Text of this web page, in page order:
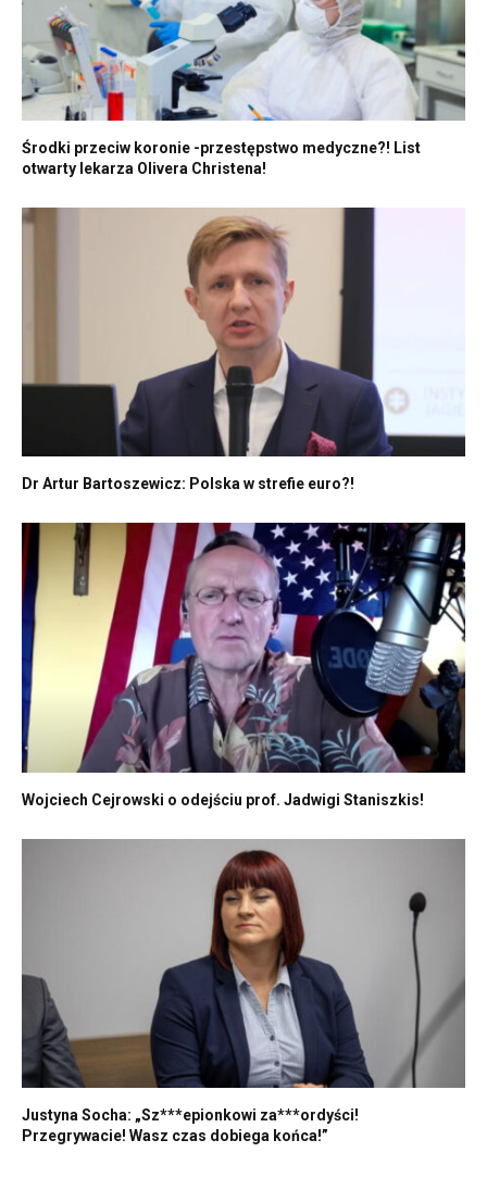
Środki przeciw koronie -przestępstwo medyczne?! List
otwarty lekarza Olivera Christena!
Dr Artur Bartoszewicz: Polska w strefie euro?!
Wojciech Cejrowski o odejściu prof. Jadwigi Staniszkis!
Justyna Socha: „Sz***epionkowi za***ordyści!
Przegrywacie! Wasz czas dobiega końca!”